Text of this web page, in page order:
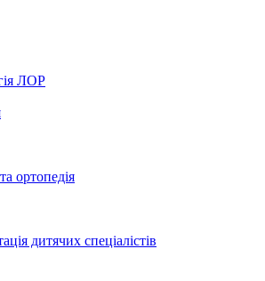
ЛОР
ортопедія
дитячих спеціалістів